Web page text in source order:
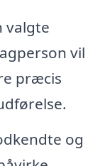
valgte
vil
præcis
og